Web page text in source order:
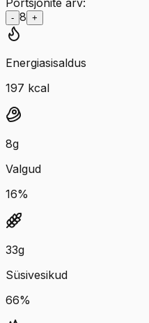
- 8 +
Energiasisaldus
197 kcal
8g
Valgud
16%
33g
Süsivesikud
66%